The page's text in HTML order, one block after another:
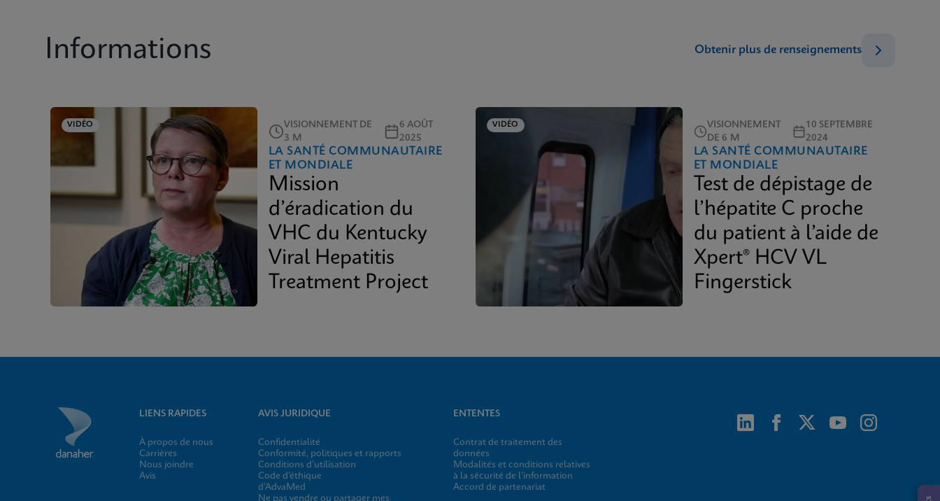
Informations Obtenir plus de renseignements
VIDÉO
VISIONNEMENT DE
3 M
6 AOÛT
2025
LA SANTÉ COMMUNAUTAIRE
ET MONDIALE
Mission
d’éradication du
VHC du Kentucky
Viral Hepatitis
Treatment Project
VIDÉO
VISIONNEMENT
DE 6 M
10 SEPTEMBRE
2024
LA SANTÉ COMMUNAUTAIRE
ET MONDIALE
Test de dépistage de
l’hépatite C proche
du patient à l’aide de
Xpert® HCV VL
Fingerstick
LIENS RAPIDES
À propos de nous
Carrières
Nous joindre
Avis
AVIS JURIDIQUE
Confidentialité
Conformité, politiques et rapports
Conditions d’utilisation
Code d’éthique
d’AdvaMed
Ne pas vendre ou partager mes
ENTENTES
Contrat de traitement des
données
Modalités et conditions relatives
à la sécurité de l’information
Accord de partenariat